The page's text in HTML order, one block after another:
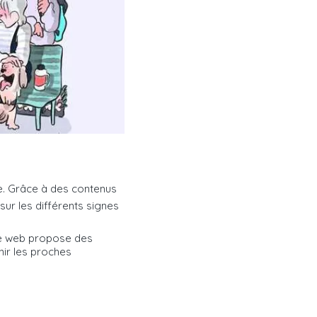
Grâce à des contenus
sur les différents signes
web propose des
les proches